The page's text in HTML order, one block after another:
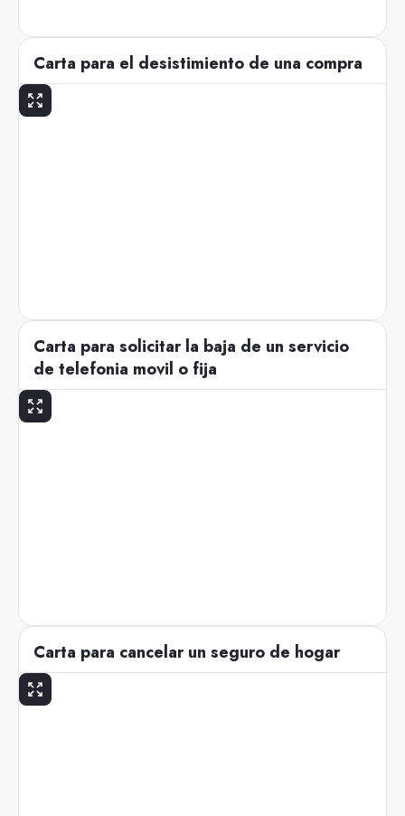
Carta para el desistimiento de una compra
Carta para solicitar la baja de un servicio
de telefonia movil o fija
Carta para cancelar un seguro de hogar